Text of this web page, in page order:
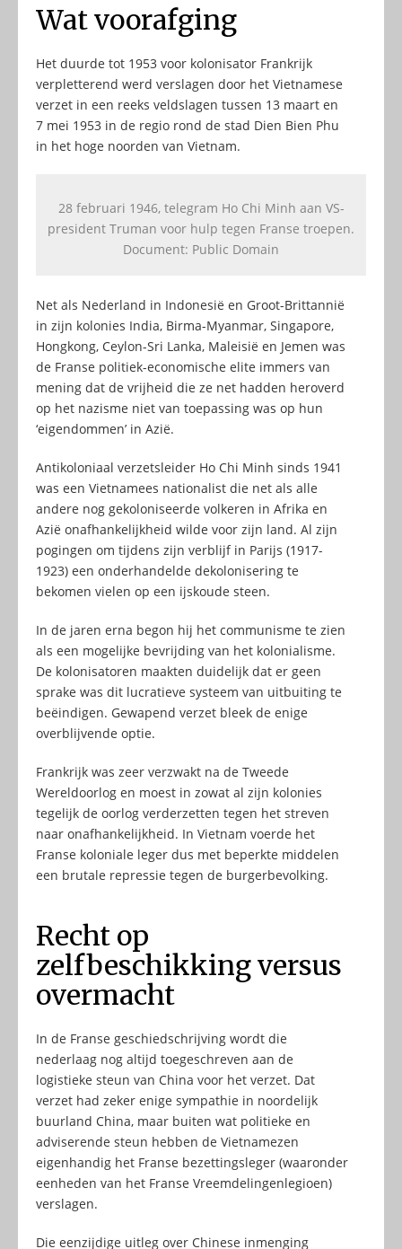
Wat voorafging
Het duurde tot 1953 voor kolonisator Frankrijk
verpletterend werd verslagen door het Vietnamese
verzet in een reeks veldslagen tussen 13 maart en
7 mei 1953 in de regio rond de stad Dien Bien Phu
in het hoge noorden van Vietnam.
28 februari 1946, telegram Ho Chi Minh aan VS-
president Truman voor hulp tegen Franse troepen.
Document: Public Domain
Net als Nederland in Indonesië en Groot-Brittannië
in zijn kolonies India, Birma-Myanmar, Singapore,
Hongkong, Ceylon-Sri Lanka, Maleisië en Jemen was
de Franse politiek-economische elite immers van
mening dat de vrijheid die ze net hadden heroverd
op het nazisme niet van toepassing was op hun
‘eigendommen’ in Azië.
Antikoloniaal verzetsleider Ho Chi Minh sinds 1941
was een Vietnamees nationalist die net als alle
andere nog gekoloniseerde volkeren in Afrika en
Azië onafhankelijkheid wilde voor zijn land. Al zijn
pogingen om tijdens zijn verblijf in Parijs (1917-
1923) een onderhandelde dekolonisering te
bekomen vielen op een ijskoude steen.
In de jaren erna begon hij het communisme te zien
als een mogelijke bevrijding van het kolonialisme.
De kolonisatoren maakten duidelijk dat er geen
sprake was dit lucratieve systeem van uitbuiting te
beëindigen. Gewapend verzet bleek de enige
overblijvende optie.
Frankrijk was zeer verzwakt na de Tweede
Wereldoorlog en moest in zowat al zijn kolonies
tegelijk de oorlog verderzetten tegen het streven
naar onafhankelijkheid. In Vietnam voerde het
Franse koloniale leger dus met beperkte middelen
een brutale repressie tegen de burgerbevolking.
Recht op
zelfbeschikking versus
overmacht
In de Franse geschiedschrijving wordt die
nederlaag nog altijd toegeschreven aan de
logistieke steun van China voor het verzet. Dat
verzet had zeker enige sympathie in noordelijk
buurland China, maar buiten wat politieke en
adviserende steun hebben de Vietnamezen
eigenhandig het Franse bezettingsleger (waaronder
eenheden van het Franse Vreemdelingenlegioen)
verslagen.
Die eenzijdige uitleg over Chinese inmenging